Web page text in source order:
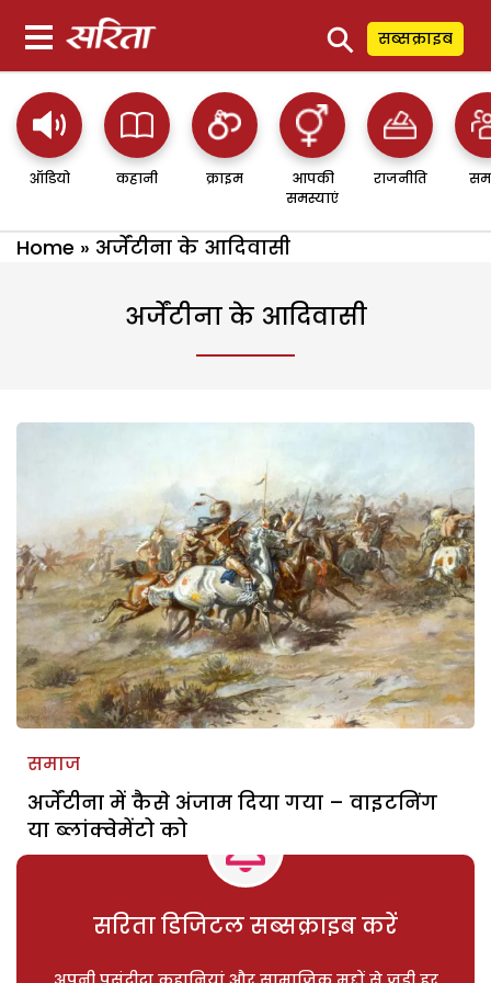
⚲ सब्सक्राइब
ऑडियो कहानी क्राइम
आपकी
समस्याएं
राजनीति
Home » अर्जेंटीना के आदिवासी
अर्जेंटीना के आदिवासी
समाज
अर्जेंटीना में कैसे अंजाम दिया गया – वाइटनिंग
या ब्लांक्वेमेंटो को
सरिता डिजिटल सब्सक्राइब करें